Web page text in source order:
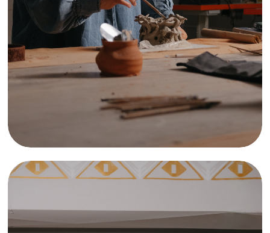
— Что дальше?
— Сейчас проект расширяется. Весной мы
открываем пространство в музее «Россия
— моя история» на проспекте Имама
Шамиля. Это уже центр Махачкалы. Там
будут работать люди с ОВЗ.
Раньше у меня была ювелирная
мастерская. В какой-то момент аренду
подняли почти в два раза. Мы не смогли
остаться в коммерческом помещении и
перешли в школу. Так проект фактически
стал частью образовательной среды.
инфраструктура по-прежнему редкость, это
попытка сделать её частью городской